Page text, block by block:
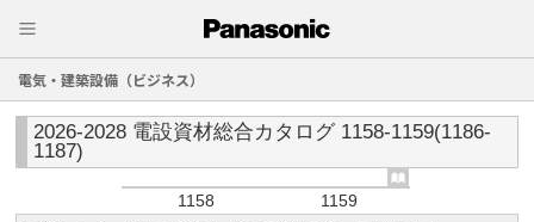
電気・建築設備（ビジネス）
2026-2028 電設資材総合カタログ 1158-1159(1186-
1187)
1158
1159